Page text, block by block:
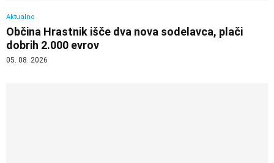
Aktualno
Občina Hrastnik išče dva nova sodelavca, plači
dobrih 2.000 evrov
05. 08. 2026